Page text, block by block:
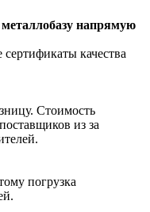
напрямую
качества
Стоимость
из за
погрузка